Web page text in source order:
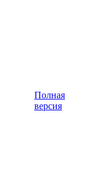
Полная
версия